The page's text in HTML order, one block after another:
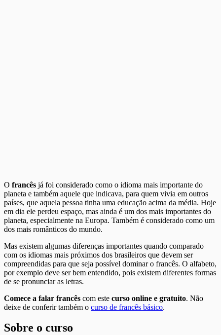
O francês já foi considerado como o idioma mais importante do
planeta e também aquele que indicava, para quem vivia em outros
países, que aquela pessoa tinha uma educação acima da média. Hoje
em dia ele perdeu espaço, mas ainda é um dos mais importantes do
planeta, especialmente na Europa. Também é considerado como um
dos mais românticos do mundo.
Mas existem algumas diferenças importantes quando comparado
com os idiomas mais próximos dos brasileiros que devem ser
compreendidas para que seja possível dominar o francês. O alfabeto,
por exemplo deve ser bem entendido, pois existem diferentes formas
de se pronunciar as letras.
Comece a falar francês com este curso online e gratuito. Não
deixe de conferir também o curso de francês básico.
Sobre o curso